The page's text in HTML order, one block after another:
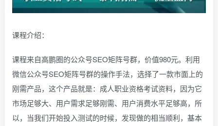
课程介绍：
课程来自高鹏圈的公众号SEO矩阵号群，价值980元。利用
微信公众号SEO矩阵号群的操作手法，选择了一款市面上的
刚需产品，这个产品就是：成人职业资格考试资料，因为它
市场足够大、用户需求足够刚需、用户消费水平足够高，所
以，当我们开始投入测试的时候，发现做的相当顺利，基本